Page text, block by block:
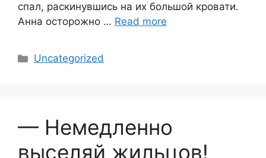
спал, раскинувшись на их большой кровати.
Анна осторожно … Read more
Categories
Uncategorized
— Немедленно
выселяй жильцов!